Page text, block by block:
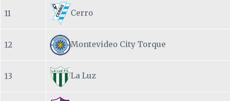
11 Cerro
12 Montevideo City Torque
13 La Luz